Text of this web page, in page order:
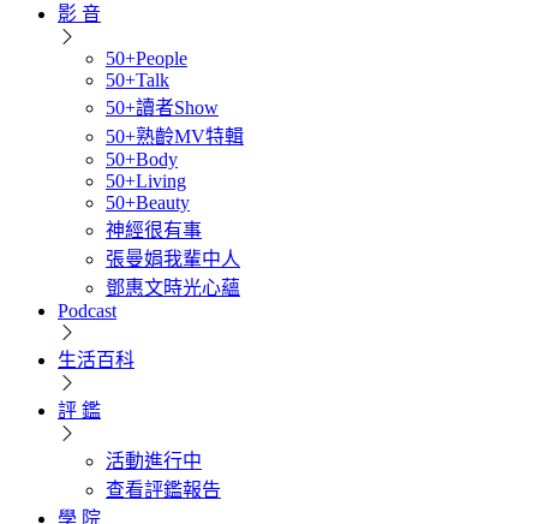
影 音
50+People
50+Talk
50+讀者Show
50+熟齡MV特輯
50+Body
50+Living
50+Beauty
神經很有事
張曼娟我輩中人
鄧惠文時光心蘊
Podcast
生活百科
評 鑑
活動進行中
查看評鑑報告
學 院